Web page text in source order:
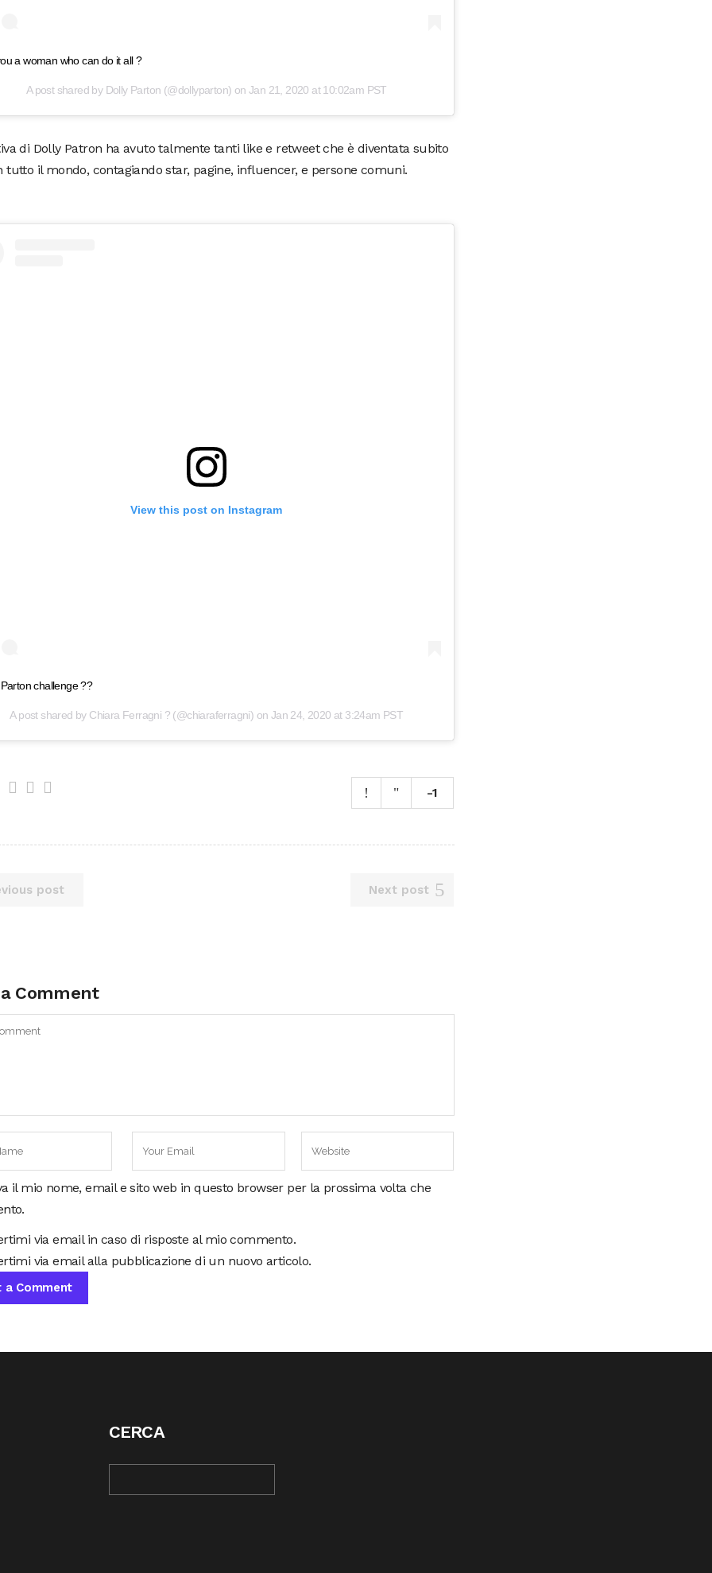
a woman who can do it all ?
A post shared by Dolly Parton (@dollyparton) onJan 21, 2020 at 10:02am PST
di Dolly Patron ha avuto talmente tanti like e retweet che è diventata subito
tutto il mondo, contagiando star, pagine, influencer, e persone comuni.
View this post on Instagram
challenge ??
A post shared by Chiara Ferragni ? (@chiaraferragni) on Jan 24, 2020 at 3:24am PST
-1
post Next post
Comment
il mio nome, email e sito web in questo browser per la prossima volta che
via email in caso di risposte al mio commento.
via email alla pubblicazione di un nuovo articolo.
CERCA